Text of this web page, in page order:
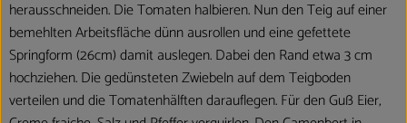
herausschneiden. Die Tomaten halbieren. Nun den Teig auf einer
bemehlten Arbeitsfläche dünn ausrollen und eine gefettete
Springform (26cm) damit auslegen. Dabei den Rand etwa 3 cm
hochziehen. Die gedünsteten Zwiebeln auf dem Teigboden
verteilen und die Tomatenhälften darauflegen. Für den Guß Eier,